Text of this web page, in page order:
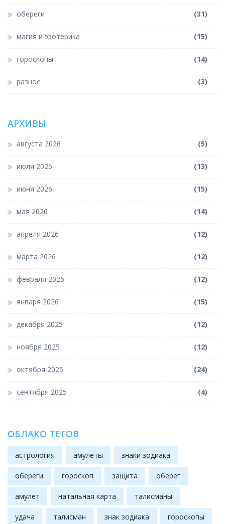
обереги (31)
магия и эзотерика (15)
гороскопы (14)
разное (3)
АРХИВЫ
августа 2026 (5)
июля 2026 (13)
июня 2026 (15)
мая 2026 (14)
апреля 2026 (12)
марта 2026 (12)
февраля 2026 (12)
января 2026 (15)
декабря 2025 (12)
ноября 2025 (12)
октября 2025 (24)
сентября 2025 (4)
ОБЛАКО ТЕГОВ
астрология амулеты знаки зодиака
обереги гороскоп защита оберег
амулет натальная карта талисманы
удача талисман знак зодиака гороскопы